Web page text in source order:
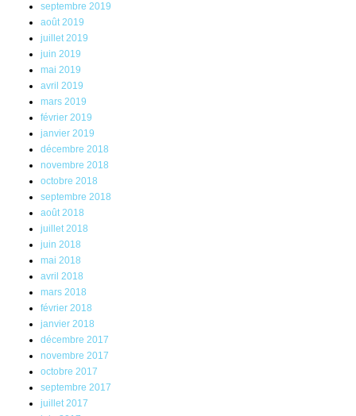
septembre 2019
août 2019
juillet 2019
juin 2019
mai 2019
avril 2019
mars 2019
février 2019
janvier 2019
décembre 2018
novembre 2018
octobre 2018
septembre 2018
août 2018
juillet 2018
juin 2018
mai 2018
avril 2018
mars 2018
février 2018
janvier 2018
décembre 2017
novembre 2017
octobre 2017
septembre 2017
juillet 2017